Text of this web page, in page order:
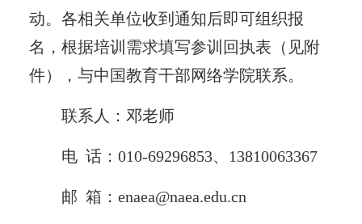
动。各相关单位收到通知后即可组织报
名，根据培训需求填写参训回执表（见附
件），与中国教育干部网络学院联系。
联系人：邓老师
电 话：010-69296853、13810063367
邮 箱：enaea@naea.edu.cn